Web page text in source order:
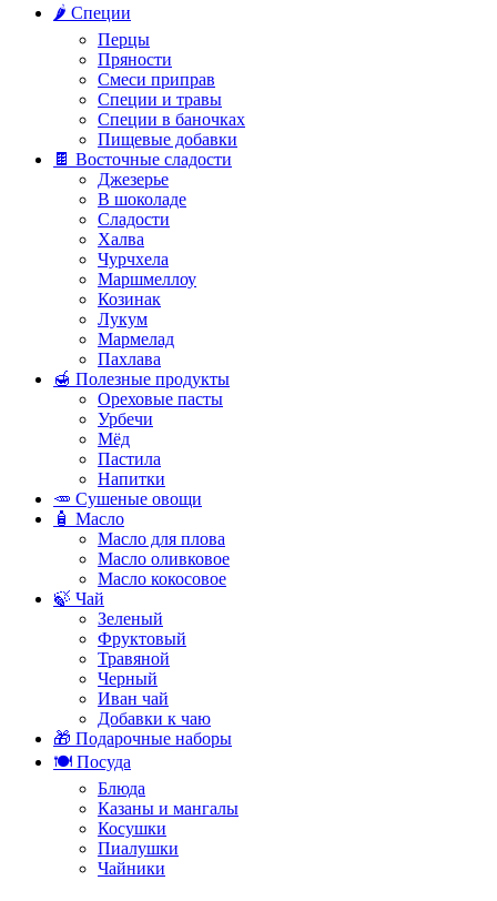
🌶️ Специи
Перцы
Пряности
Смеси приправ
Специи и травы
Специи в баночках
Пищевые добавки
🍫 Восточные сладости
Джезерье
В шоколаде
Сладости
Халва
Чурчхела
Маршмеллоу
Козинак
Лукум
Мармелад
Пахлава
🍯 Полезные продукты
Ореховые пасты
Урбечи
Мёд
Пастила
Напитки
🥕 Сушеные овощи
🧴 Масло
Масло для плова
Масло оливковое
Масло кокосовое
🍃 Чай
Зеленый
Фруктовый
Травяной
Черный
Иван чай
Добавки к чаю
🎁 Подарочные наборы
🍽️ Посуда
Блюда
Казаны и мангалы
Косушки
Пиалушки
Чайники